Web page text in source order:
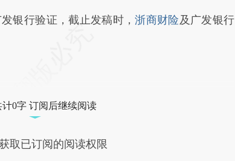
银行验证，截止发稿时，浙商财险及广发银行
计0字 订阅后继续阅读
取已订阅的阅读权限